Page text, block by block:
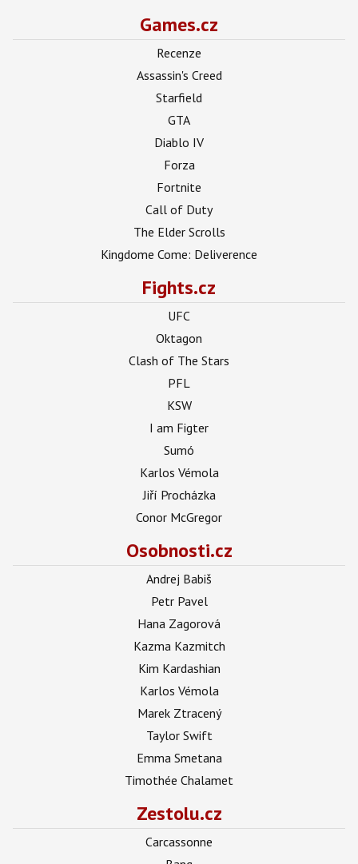
Games.cz
Recenze
Assassin's Creed
Starfield
GTA
Diablo IV
Forza
Fortnite
Call of Duty
The Elder Scrolls
Kingdome Come: Deliverence
Fights.cz
UFC
Oktagon
Clash of The Stars
PFL
KSW
I am Figter
Sumó
Karlos Vémola
Jiří Procházka
Conor McGregor
Osobnosti.cz
Andrej Babiš
Petr Pavel
Hana Zagorová
Kazma Kazmitch
Kim Kardashian
Karlos Vémola
Marek Ztracený
Taylor Swift
Emma Smetana
Timothée Chalamet
Zestolu.cz
Carcassonne